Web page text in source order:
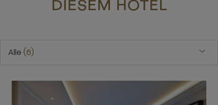
DIESEM HOTEL
Alle 6